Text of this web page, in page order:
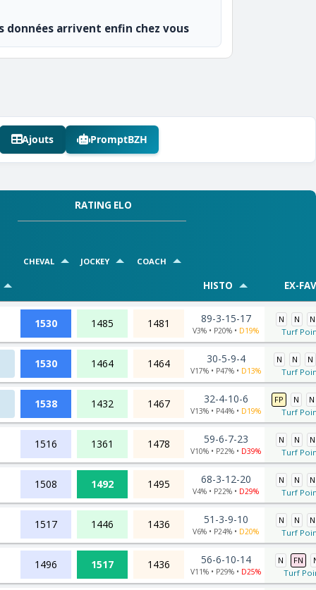
données arrivent enfin chez vous
Ajouts PromptBZH
RATING ELO
CHEVAL JOCKEY COACH
HISTO EX-
1530 1485 1481 89-3-15-17
V3% • P20% • D19%
N N
N
Turf
1530 1464 1464 30-5-9-4
V17% • P47% • D13%
N N
N
Turf
1538 1432 1467 32-4-10-6
V13% • P44% • D19%
FP N
N
Turf
1516 1361 1478 59-6-7-23
V10% • P22% • D39%
N N
N
Turf
1508 1492 1495 68-3-12-20
V4% • P22% • D29%
N N
N
Turf
1517 1446 1436 51-3-9-10
V6% • P24% • D20%
N N
N
Turf
1496 1517 1436 56-6-10-14
V11% • P29% • D25%
N FN
Turf